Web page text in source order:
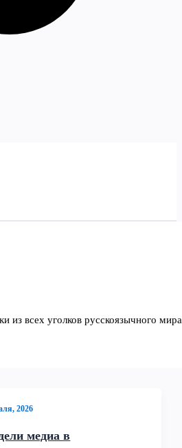
из всех уголков русскоязычного
2026
медиа в